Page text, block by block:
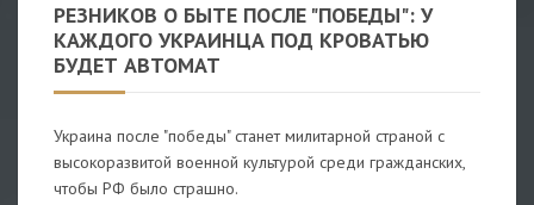
РЕЗНИКОВ О БЫТЕ ПОСЛЕ "ПОБЕДЫ": У
КАЖДОГО УКРАИНЦА ПОД КРОВАТЬЮ
БУДЕТ АВТОМАТ
Украина после "победы" станет милитарной страной с
высокоразвитой военной культурой среди гражданских,
чтобы РФ было страшно.